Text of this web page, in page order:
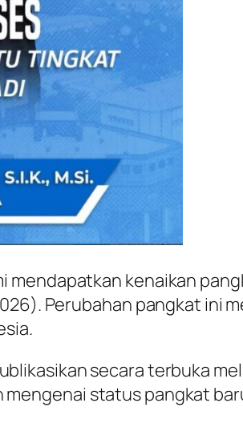
mendapatkan kenaikan
Perubahan pangkat ini
secara terbuka
status pangkat